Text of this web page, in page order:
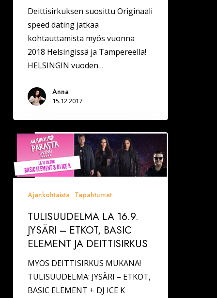
Deittisirkuksen suosittu Originaali
speed dating jatkaa
kohtauttamista myös vuonna
2018 Helsingissä ja Tampereella!
HELSINGIN vuoden…
Anna
15.12.2017
TULISUUDELMA
16.9.
JYSÄRI
BASIC
ELEMENT
DEITTISIRKUS
Ajankohtaista Tapahtumat
TULISUUDELMA LA 16.9.
JYSÄRI – ETKOT, BASIC
ELEMENT JA DEITTISIRKUS
MYÖS DEITTISIRKUS MUKANA!
TULISUUDELMA: JYSÄRI – ETKOT,
BASIC ELEMENT + DJ ICE K